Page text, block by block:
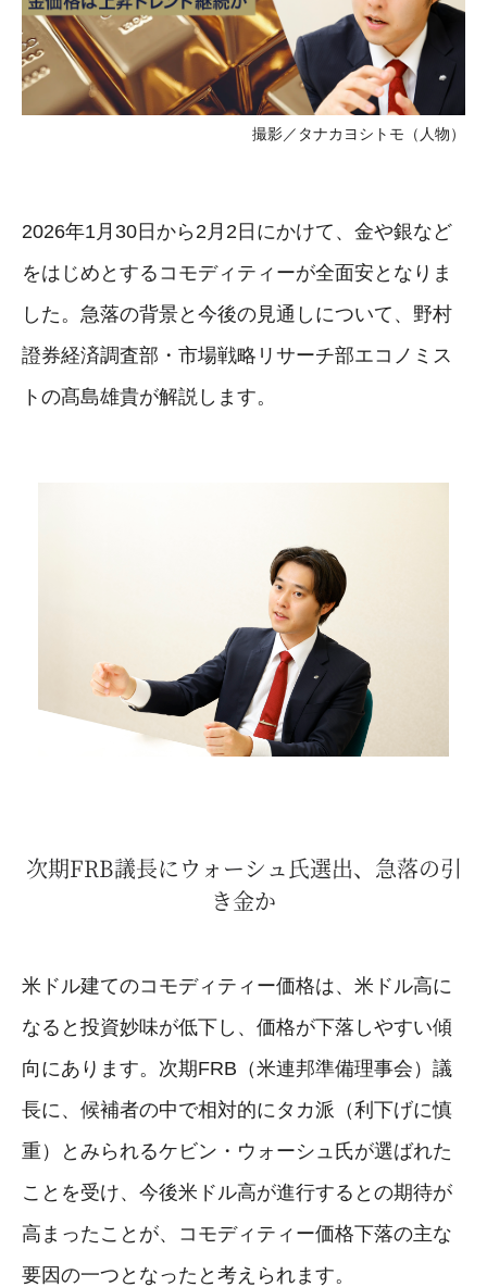
撮影／タナカヨシトモ（人物）
2026年1月30日から2月2日にかけて、金や銀など
をはじめとするコモディティーが全面安となりま
した。急落の背景と今後の見通しについて、野村
證券経済調査部・市場戦略リサーチ部エコノミス
トの髙島雄貴が解説します。
次期FRB議長にウォーシュ氏選出、急落の引
き金か
米ドル建てのコモディティー価格は、米ドル高に
なると投資妙味が低下し、価格が下落しやすい傾
向にあります。次期FRB（米連邦準備理事会）議
長に、候補者の中で相対的にタカ派（利下げに慎
重）とみられるケビン・ウォーシュ氏が選ばれた
ことを受け、今後米ドル高が進行するとの期待が
高まったことが、コモディティー価格下落の主な
要因の一つとなったと考えられます。